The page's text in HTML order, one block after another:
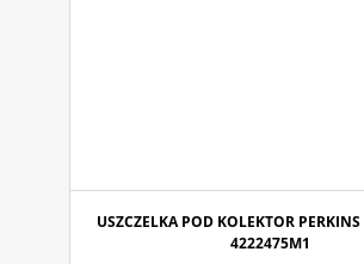
USZCZELKA POD KOLEKTOR
4222475M1